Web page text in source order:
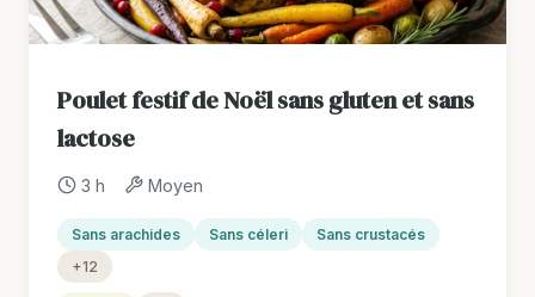
Poulet festif de Noël sans gluten et sans
lactose
3 h Moyen
Sans arachides Sans céleri
Sans crustacés
+12